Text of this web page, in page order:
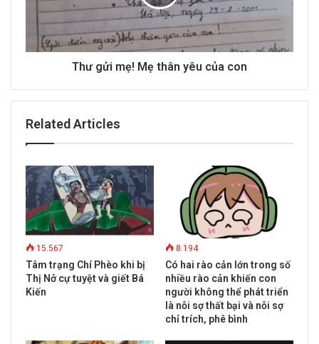
Thư gửi mẹ! Mẹ thân yêu của con
Related Articles
15.567
Tâm trạng Chí Phèo khi bị
Thị Nở cự tuyệt và giết Bá
Kiến
8.194
Có hai rào cản lớn trong số
nhiều rào cản khiến con
người không thể phát triển
là nỗi sợ thất bại và nỗi sợ
chỉ trích, phê bình